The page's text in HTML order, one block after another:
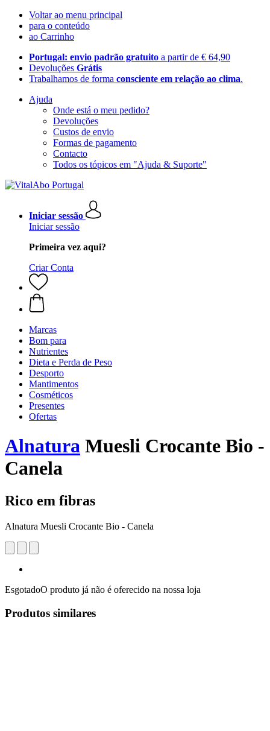
Voltar ao menu principal
para o conteúdo
ao Carrinho
Portugal: envio padrão gratuito a partir de € 64,90
Devoluções Grátis
Trabalhamos de forma consciente em relação ao clima.
Ajuda
Onde está o meu pedido?
Devoluções
Custos de envio
Formas de pagamento
Contacto
Todos os tópicos em "Ajuda & Suporte"
Iniciar sessão
Iniciar sessão
Primeira vez aqui?
Criar Conta
Marcas
Bom para
Nutrientes
Dieta e Perda de Peso
Desporto
Mantimentos
Cosméticos
Presentes
Ofertas
Alnatura Muesli Crocante Bio -
Canela
Rico em fibras
Alnatura Muesli Crocante Bio - Canela
EsgotadoO produto já não é oferecido na nossa loja
Produtos similares